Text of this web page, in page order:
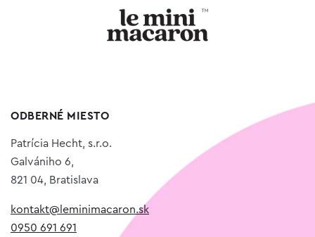
ODBERNÉ MIESTO
Patrícia Hecht, s.r.o.
Galvániho 6,
821 04, Bratislava
kontakt@leminimacaron.sk
0950 691 691